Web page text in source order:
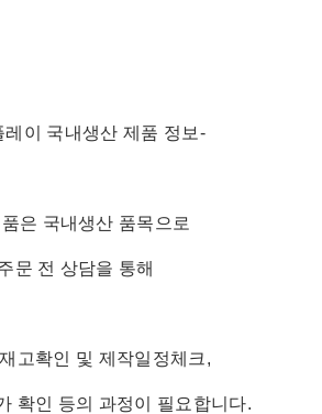
레이 국내생산 제품 정보-
은 국내생산 품목으로
문 전 상담을 통해
고확인 및 제작일정체크,
확인 등의 과정이 필요합니다.